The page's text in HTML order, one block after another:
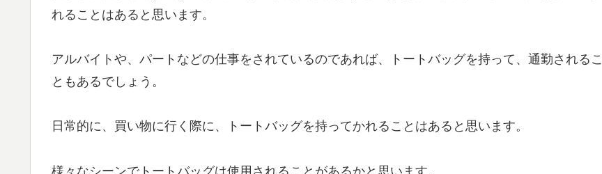
れることはあると思います。
アルバイトや、パートなどの仕事をされているのであれば、トートバッグを持って、通勤されるこ
ともあるでしょう。
日常的に、買い物に行く際に、トートバッグを持ってかれることはあると思います。
様々なシーンでトートバッグは使用されることがあるかと思います。